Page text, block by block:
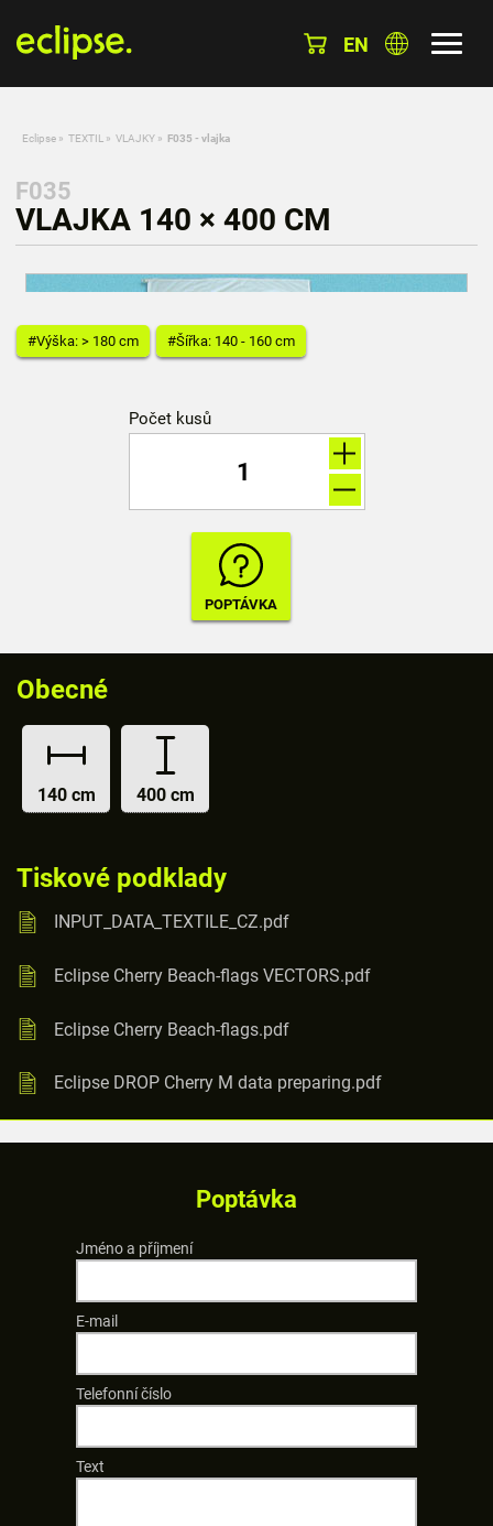
EN
Eclipse » TEXTIL » VLAJKY » F035 - vlajka
F035
VLAJKA 140 × 400 CM
#Výška: > 180 cm #Šířka: 140 - 160 cm
Počet kusů
Obecné
140 cm 400 cm
Tiskové podklady
INPUT_DATA_TEXTILE_CZ.pdf
Eclipse Cherry Beach-flags VECTORS.pdf
Eclipse Cherry Beach-flags.pdf
Eclipse DROP Cherry M data preparing.pdf
Poptávka
Jméno a příjmení
E-mail
Telefonní číslo
Text